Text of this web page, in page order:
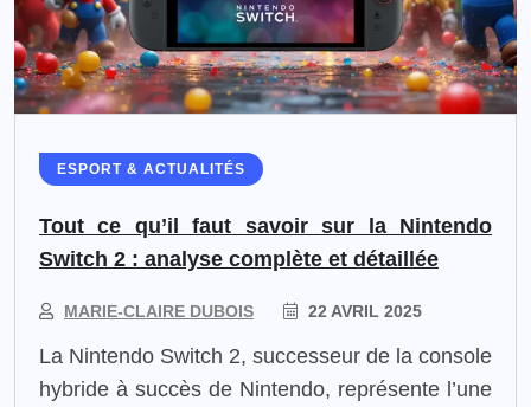
ESPORT & ACTUALITÉS
Tout ce qu’il faut savoir sur la Nintendo
Switch 2 : analyse complète et détaillée
MARIE-CLAIRE DUBOIS 22 AVRIL 2025
La Nintendo Switch 2, successeur de la console
hybride à succès de Nintendo, représente l’une